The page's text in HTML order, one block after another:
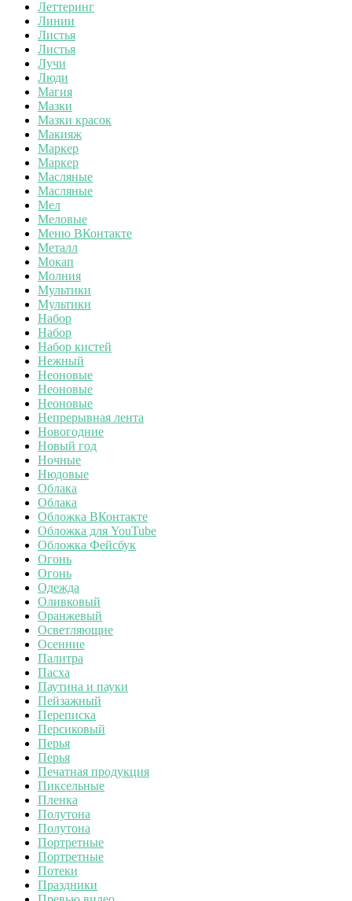
Леттеринг
Линии
Листья
Листья
Лучи
Люди
Магия
Мазки
Мазки красок
Макияж
Маркер
Маркер
Масляные
Масляные
Мел
Меловые
Меню ВКонтакте
Металл
Мокап
Молния
Мультики
Мультики
Набор
Набор
Набор кистей
Нежный
Неоновые
Неоновые
Неоновые
Непрерывная лента
Новогодние
Новый год
Ночные
Нюдовые
Облака
Облака
Обложка ВКонтакте
Обложка для YouTube
Обложка Фейсбук
Огонь
Огонь
Одежда
Оливковый
Оранжевый
Осветляющие
Осенние
Палитра
Пасха
Паутина и пауки
Пейзажный
Переписка
Персиковый
Перья
Перья
Печатная продукция
Пиксельные
Пленка
Полутона
Полутона
Портретные
Портретные
Потеки
Праздники